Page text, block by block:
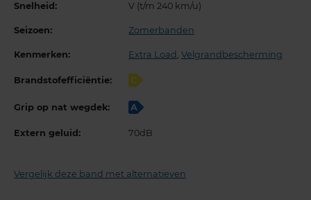
Snelheid: V (t/m 240 km/u)
Seizoen: Zomerbanden
Kenmerken: Extra Load , Velgrandbescherming
Brandstofefficiëntie: C
Grip op nat wegdek: A
Extern geluid: 70dB
Vergelijk deze band met alternatieven